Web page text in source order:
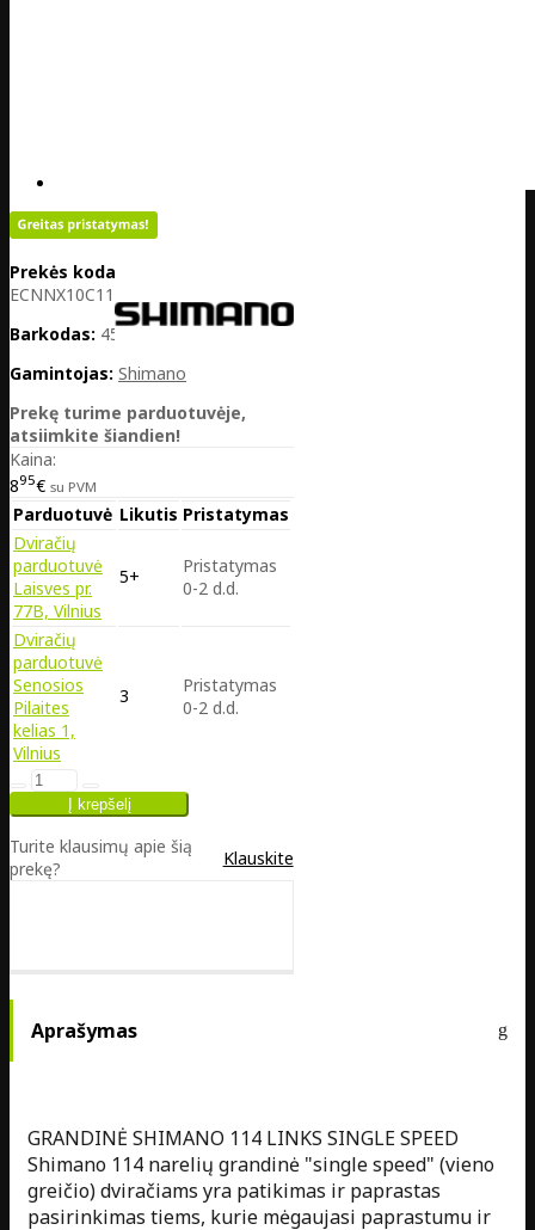
Prekės kodas:
ECNNX10C114S
Barkodas: 4524667691013
Gamintojas: Shimano
Prekę turime parduotuvėje,
atsiimkite šiandien!
Kaina:
895€ su PVM
Parduotuvė Likutis Pristatymas
Dviračių
parduotuvė
Laisves pr.
77B, Vilnius
5+
Pristatymas
0-2 d.d.
Dviračių
parduotuvė
Senosios
Pilaites
kelias 1,
Vilnius
3
Pristatymas
0-2 d.d.
Turite klausimų apie šią
prekę?
Klauskite
Aprašymas
GRANDINĖ SHIMANO 114 LINKS SINGLE SPEED
Shimano 114 narelių grandinė "single speed" (vieno
greičio) dviračiams yra patikimas ir paprastas
pasirinkimas tiems, kurie mėgaujasi paprastumu ir